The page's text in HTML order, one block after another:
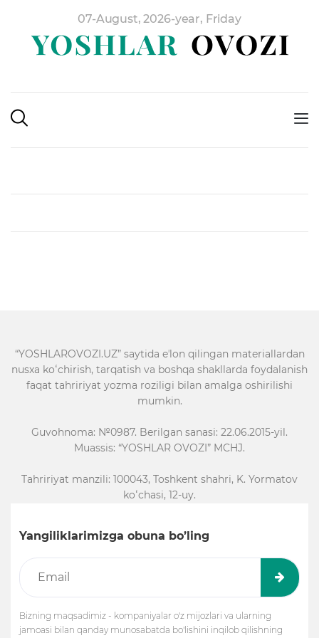
07-August, 2026-year, Friday
“YOSHLAROVOZI.UZ” saytida eʼlon qilingan materiallardan
nusxa koʻchirish, tarqatish va boshqa shakllarda foydalanish
faqat tahririyat yozma roziligi bilan amalga oshirilishi
mumkin.
Guvohnoma: №0987. Berilgan sanasi: 22.06.2015-yil.
Muassis: “YOSHLAR OVOZI” MCHJ.
Tahririyat manzili: 100043, Toshkent shahri, K. Yormatov
koʻchasi, 12-uy.
Yangiliklarimizga obuna bo’ling
Bizning maqsadimiz - kompaniyalar o'z mijozlari va ularning
jamoasi bilan qanday munosabatda bo'lishini inqilob qilishning